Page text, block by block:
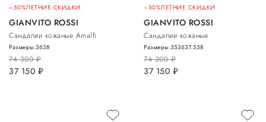
–50%ЛЕТНИЕ СКИДКИ
GIANVITO ROSSI
Сандалии кожаные Amalfi
74 300руб.
37 150 руб.
Размеры:3638
–50%ЛЕТНИЕ СКИДКИ
GIANVITO ROSSI
Сандалии кожаные
74 300руб.
37 150 руб.
Размеры:353637.538